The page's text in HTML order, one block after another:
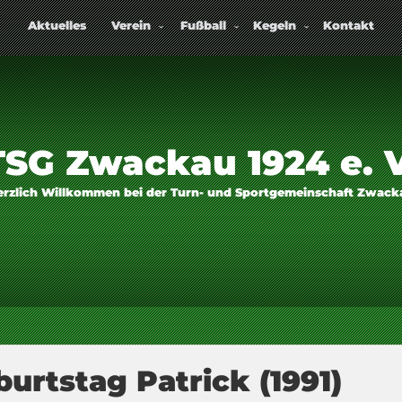
Aktuelles Verein Fußball Kegeln Kontakt
Zwackau 1924 e.
Willkommen bei der Turn- und Sportgemeinschaft
Patrick (1991)